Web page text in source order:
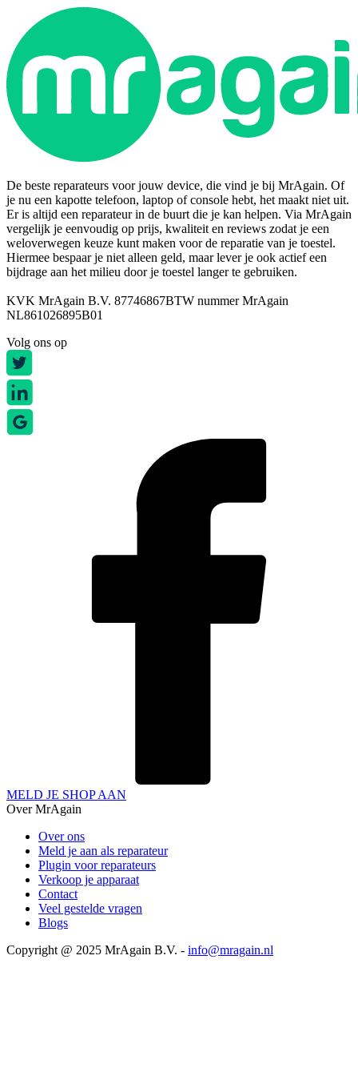
De beste reparateurs voor jouw device, die vind je bij MrAgain. Of
je nu een kapotte telefoon, laptop of console hebt, het maakt niet uit.
Er is altijd een reparateur in de buurt die je kan helpen. Via MrAgain
vergelijk je eenvoudig op prijs, kwaliteit en reviews zodat je een
weloverwegen keuze kunt maken voor de reparatie van je toestel.
Hiermee bespaar je niet alleen geld, maar lever je ook actief een
bijdrage aan het milieu door je toestel langer te gebruiken.
KVK MrAgain B.V. 87746867BTW nummer MrAgain
NL861026895B01
Volg ons op
MELD JE SHOP AAN
Over MrAgain
Over ons
Meld je aan als reparateur
Plugin voor reparateurs
Verkoop je apparaat
Contact
Veel gestelde vragen
Blogs
Copyright @ 2025 MrAgain B.V. - info@mragain.nl